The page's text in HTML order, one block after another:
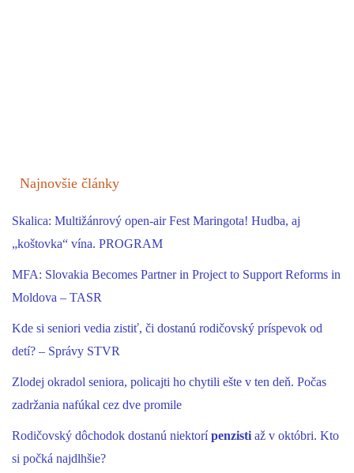
Najnovšie články
Skalica: Multižánrový open-air Fest Maringota! Hudba, aj
„koštovka“ vína. PROGRAM
MFA: Slovakia Becomes Partner in Project to Support Reforms in
Moldova – TASR
Kde si seniori vedia zistiť, či dostanú rodičovský príspevok od
detí? – Správy STVR
Zlodej okradol seniora, policajti ho chytili ešte v ten deň. Počas
zadržania nafúkal cez dve promile
Rodičovský dôchodok dostanú niektorípenzistiaž v októbri. Kto
si počká najdlhšie?